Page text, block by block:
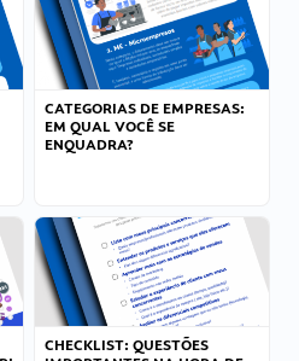
CATEGORIAS DE EMPRESAS:
EM QUAL VOCÊ SE
ENQUADRA?
CHECKLIST: QUESTÕES